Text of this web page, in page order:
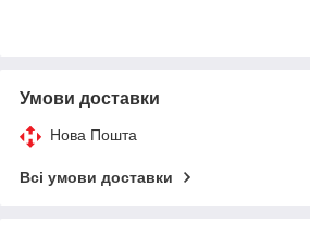
Умови доставки
Нова Пошта
Всі умови доставки